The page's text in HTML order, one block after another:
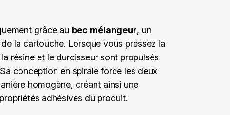
grâce au bec mélangeur, un
la cartouche. Lorsque vous pressez la
résine et le durcisseur sont propulsés
conception en spirale force les deux
homogène, créant ainsi une
adhésives du produit.